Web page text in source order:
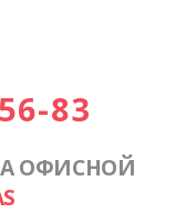
83
ОФИСНОЙ